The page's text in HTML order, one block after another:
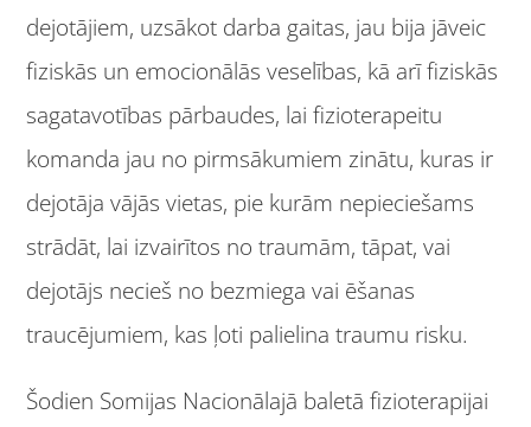
dejotājiem, uzsākot darba gaitas, jau bija jāveic
fiziskās un emocionālās veselības, kā arī fiziskās
sagatavotības pārbaudes, lai fizioterapeitu
komanda jau no pirmsākumiem zinātu, kuras ir
dejotāja vājās vietas, pie kurām nepieciešams
strādāt, lai izvairītos no traumām, tāpat, vai
dejotājs necieš no bezmiega vai ēšanas
traucējumiem, kas ļoti palielina traumu risku.
Šodien Somijas Nacionālajā baletā fizioterapijai